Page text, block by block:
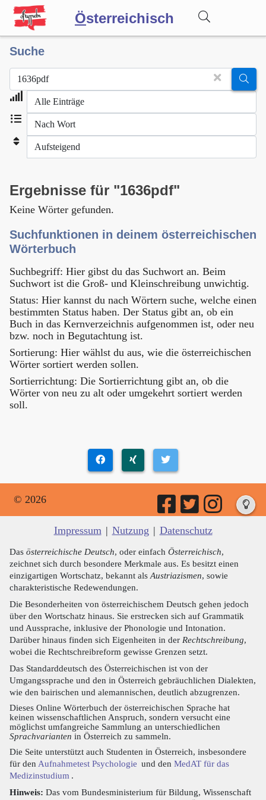
Österreichisch
Wörterbuch
Forum
Blog
Suche
Ergebnisse für "1636pdf"
Keine Wörter gefunden.
Suchfunktionen in deinem österreichischen
Wörterbuch
Suchbegriff: Hier gibst du das Suchwort an. Beim
Suchwort ist die Groß- und Kleinschreibung unwichtig.
Status: Hier kannst du nach Wörtern suche, welche einen
bestimmten Status haben. Der Status gibt an, ob ein
Buch in das Kernverzeichnis aufgenommen ist, oder neu
bzw. noch in Begutachtung ist.
Sortierung: Hier wählst du aus, wie die österreichischen
Wörter sortiert werden sollen.
Sortierrichtung: Die Sortierrichtung gibt an, ob die
Wörter von neu zu alt oder umgekehrt sortiert werden
soll.
© 2026
Impressum | Nutzung | Datenschutz
Das österreichische Deutsch, oder einfach Österreichisch,
zeichnet sich durch besondere Merkmale aus. Es besitzt einen
einzigartigen Wortschatz, bekannt als Austriazismen, sowie
charakteristische Redewendungen.
Die Besonderheiten von österreichischem Deutsch gehen jedoch
über den Wortschatz hinaus. Sie erstrecken sich auf Grammatik
und Aussprache, inklusive der Phonologie und Intonation.
Darüber hinaus finden sich Eigenheiten in der Rechtschreibung,
wobei die Rechtschreibreform gewisse Grenzen setzt.
Das Standarddeutsch des Österreichischen ist von der
Umgangssprache und den in Österreich gebräuchlichen Dialekten,
wie den bairischen und alemannischen, deutlich abzugrenzen.
Dieses Online Wörterbuch der österreichischen Sprache hat
keinen wissenschaftlichen Anspruch, sondern versucht eine
möglichst umfangreiche Sammlung an unterschiedlichen
Sprachvarianten in Österreich zu sammeln.
Die Seite unterstützt auch Studenten in Österreich, insbesondere
für den Aufnahmetest Psychologie und den MedAT für das
Medizinstudium .
Hinweis: Das vom Bundesministerium für Bildung, Wissenschaft